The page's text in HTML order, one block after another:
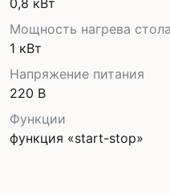
0,8 кВт
Мощность нагрева стола
1 кВт
Напряжение питания
220 В
Функции
функция «start-stop»